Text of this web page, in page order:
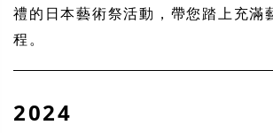
禮的日本藝術祭活動，帶您踏上充滿
程。
2024